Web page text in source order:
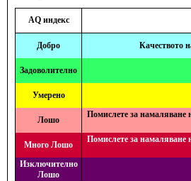
AQ индекс
Добро Качеството
Задоволително
Умерено
Лошо
Помислете за намаляване
Много Лошо
Помислете за намаляване
Изключително
Лошо